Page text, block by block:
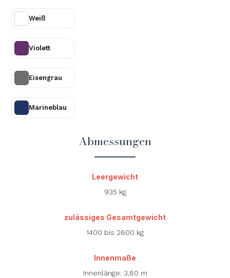
Weiß
Violett
Eisengrau
Marineblau
Abmessungen
Leergewicht
935 kg
zulässiges Gesamtgewicht
1400 bis 2600 kg
Innenmaße
Innenlänge: 3,80 m